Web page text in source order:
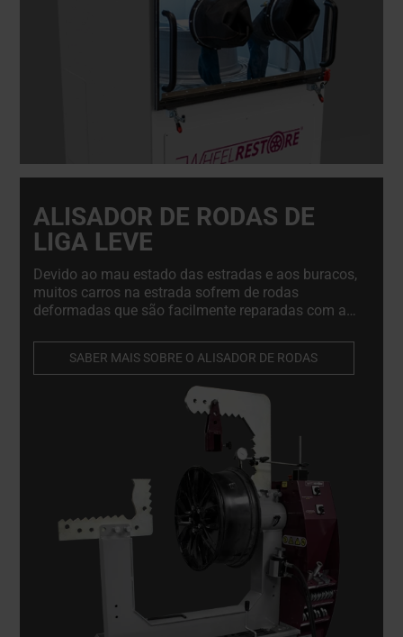
ALISADOR DE RODAS DE
LIGA LEVE
Devido ao mau estado das estradas e aos buracos,
muitos carros na estrada sofrem de rodas
deformadas que são facilmente reparadas com a
endireitar rodas é indispensável para as oficinas de
reparação de rodas de liga leve e de pneus.
SABER MAIS SOBRE O ALISADOR DE RODAS